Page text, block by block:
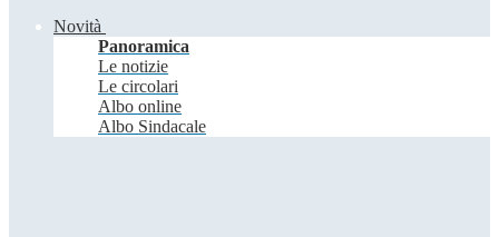
Novità
Panoramica
Le notizie
Le circolari
Albo online
Albo Sindacale